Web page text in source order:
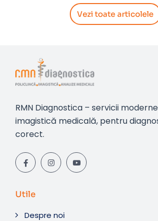
Vezi toate articolele
RMN Diagnostica – servicii
imagistică medicală, pentru
corect.
Utile
Despre noi